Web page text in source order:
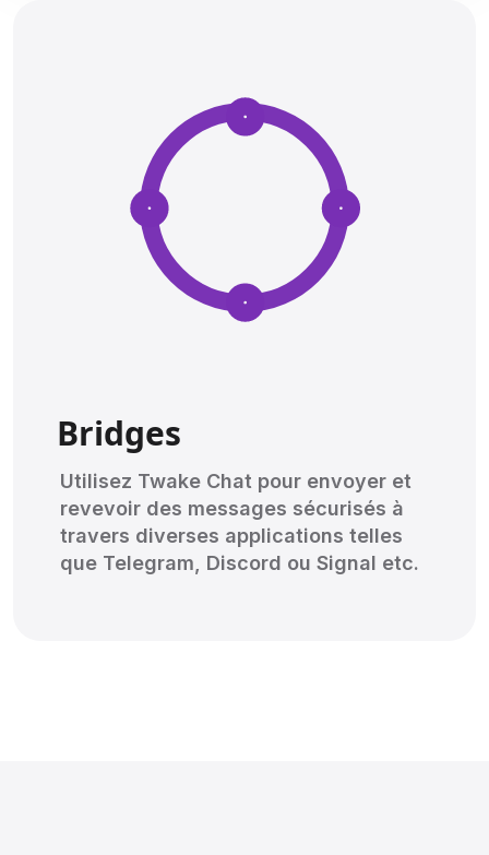
Bridges
Utilisez Twake Chat pour envoyer et
revevoir des messages sécurisés à
travers diverses applications telles
que Telegram, Discord ou Signal etc.